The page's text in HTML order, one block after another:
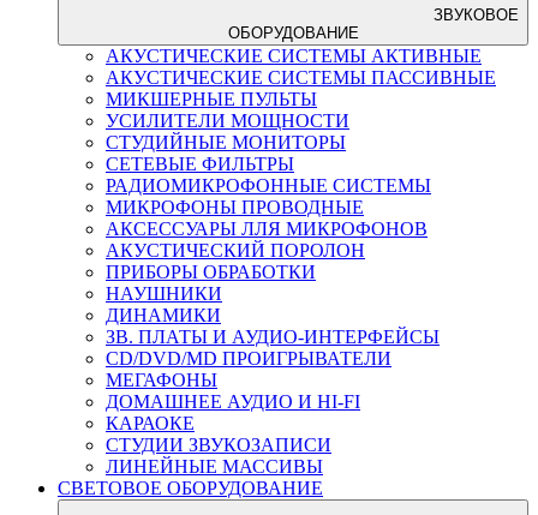
ЗВУКОВОЕ
ОБОРУДОВАНИЕ
АКУСТИЧЕСКИЕ СИСТЕМЫ АКТИВНЫЕ
АКУСТИЧЕСКИЕ СИСТЕМЫ ПАССИВНЫЕ
МИКШЕРНЫЕ ПУЛЬТЫ
УСИЛИТЕЛИ МОЩНОСТИ
СТУДИЙНЫЕ МОНИТОРЫ
СЕТЕВЫЕ ФИЛЬТРЫ
РАДИОМИКРОФОННЫЕ СИСТЕМЫ
МИКРОФОНЫ ПРОВОДНЫЕ
АКСЕССУАРЫ ЛЛЯ МИКРОФОНОВ
АКУСТИЧЕСКИЙ ПОРОЛОН
ПРИБОРЫ ОБРАБОТКИ
НАУШНИКИ
ДИНАМИКИ
ЗВ. ПЛАТЫ И АУДИО-ИНТЕРФЕЙСЫ
CD/DVD/MD ПРОИГРЫВАТЕЛИ
МЕГАФОНЫ
ДОМАШНЕЕ АУДИО И HI-FI
КАРАОКЕ
СТУДИИ ЗВУКОЗАПИСИ
ЛИНЕЙНЫЕ МАССИВЫ
СВЕТОВОЕ ОБОРУДОВАНИЕ